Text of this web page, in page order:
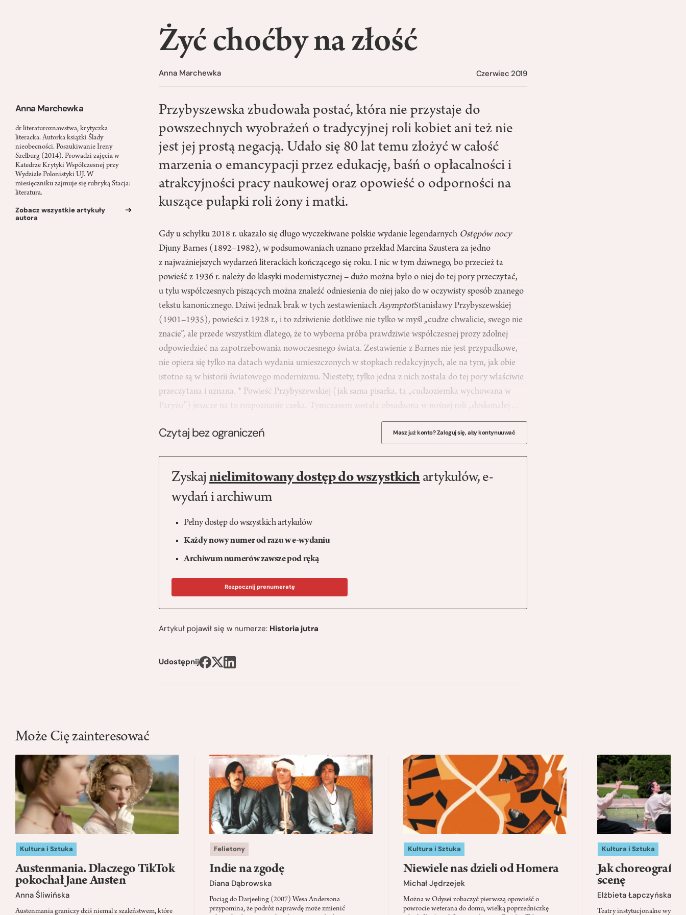
Anna Marchewka
dr literaturoznawstwa, krytyczka
literacka. Autorka książki Ślady
nieobecności. Poszukiwanie Ireny
Szelburg (2014). Prowadzi zajęcia w
Katedrze Krytyki Współczesnej przy
Wydziale Polonistyki UJ. W
miesięczniku zajmuje się rubryką Stacja:
literatura.
Zobacz wszystkie artykuły
autora
Żyć choćby na złość
Anna Marchewka Czerwiec 2019
Przybyszewska zbudowała postać, która nie przystaje do
powszechnych wyobrażeń o tradycyjnej roli kobiet ani też nie
jest jej prostą negacją. Udało się 80 lat temu złożyć w całość
marzenia o emancypacji przez edukację, baśń o opłacalności i
atrakcyjności pracy naukowej oraz opowieść o odporności na
kuszące pułapki roli żony i matki.
Gdy u schyłku 2018 r. ukazało się długo wyczekiwane polskie wydanie legendarnych Ostępów nocy
Djuny Barnes (1892–1982), w podsumowaniach uznano przekład Marcina Szustera za jedno
z najważniejszych wydarzeń literackich kończącego się roku. I nic w tym dziwnego, bo przecież ta
powieść z 1936 r. należy do klasyki modernistycznej – dużo można było o niej do tej pory przeczytać,
u tylu współczesnych piszących można znaleźć odniesienia do niej jako do w oczywisty sposób znanego
tekstu kanonicznego. Dziwi jednak brak w tych zestawieniachAsymptotStanisławy Przybyszewskiej
(1901–1935), powieści z 1928 r., i to zdziwienie dotkliwe nie tylko w myśl „cudze chwalicie, swego nie
znacie”, ale przede wszystkim dlatego, że to wyborna próba prawdziwie współczesnej prozy zdolnej
odpowiedzieć na zapotrzebowania nowoczesnego świata. Zestawienie z Barnes nie jest przypadkowe,
nie opiera się tylko na datach wydania umieszczonych w stopkach redakcyjnych, ale na tym, jak obie
istotne są w historii światowego modernizmu. Niestety, tylko jedna z nich została do tej pory właściwie
przeczytana i uznana. * Powieść Przybyszewskiej (jak sama pisarka, ta „cudzoziemka wychowana w
Paryżu”) jeszcze na to rozpoznanie czeka. Tymczasem została obsadzona w nośnej roli „doskonałej…
Czytaj bez ograniczeń Masz już konto? Zaloguj się, aby kontynuuwać
Zyskaj nielimitowany dostęp do wszystkichartykułów, e-
wydań i archiwum
Pełny dostęp do wszystkich artykułów
Każdy nowy numer od razu w e-wydaniu
Archiwum numerów zawsze pod ręką
Rozpocznij prenumeratę
Artykuł pojawił się w numerze: Historia jutra
Udostępnij
Może Cię zainteresować
Kultura i Sztuka
Austenmania. Dlaczego TikTok
pokochał Jane Austen
Anna Śliwińska
Austenmania graniczy dziś niemal z szaleństwem, które
Felietony
Indie na zgodę
Diana Dąbrowska
Pociąg do Darjeeling (2007) Wesa Andersona
przypomina, że podróż naprawdę może zmienić
Kultura i Sztuka
Niewiele nas dzieli od Homera
Michał Jędrzejek
Można w Odysei zobaczyć pierwszą opowieść o
powrocie weterana do domu, wielką poprzedniczkę
Kultura i Sztuka
Jak
scenę
Elżbieta Łapczyńska
Teatry instytucjonalne